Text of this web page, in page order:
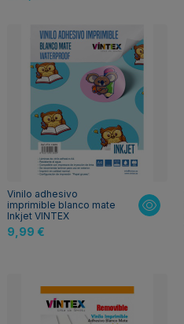
Vinilo adhesivo
imprimible blanco mate
Inkjet VINTEX
9,99 €